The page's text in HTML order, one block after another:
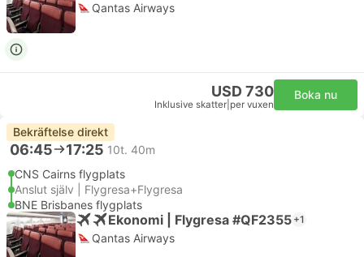
Qantas Airways
USD 730
Inklusive skatter per vuxen
Boka nu
Bekräftelse direkt
06:45 17:25 10t. 40m
CNS Cairns flygplats
Anslut själv | Flygresa+Flygresa
BNE Brisbanes flygplats
Ekonomi | Flygresa #QF2355 +1
Qantas Airways